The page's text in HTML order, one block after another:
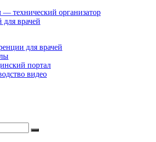
для врачей
портал
видео
Поиск